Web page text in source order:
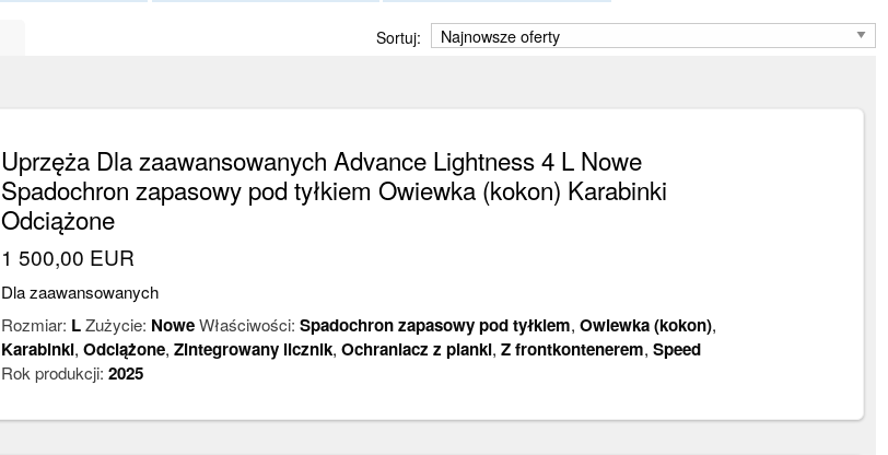
Sortuj:
Uprzęża Dla zaawansowanych Advance Lightness 4 L Nowe
Spadochron zapasowy pod tyłkiem Owiewka (kokon) Karabinki
Odciążone
1 500,00 EUR
Dla zaawansowanych
Rozmiar: LZużycie: NoweWłaściwości: Spadochron zapasowy pod tyłkiem, Owiewka (kokon),
Karabinki, Odciążone, Zintegrowany licznik, Ochraniacz z pianki, Z frontkontenerem, Speed
Rok produkcji: 2025